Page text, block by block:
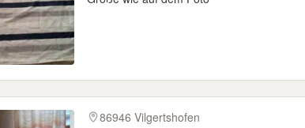
86946 Vilgertshofen